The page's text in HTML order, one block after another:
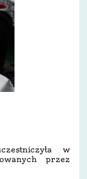
w
przez